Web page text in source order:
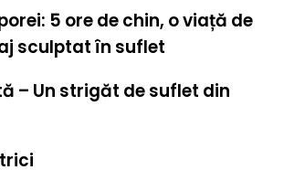
5 ore de chin, o viață de
sculptat în suflet
– Un strigăt de suflet din